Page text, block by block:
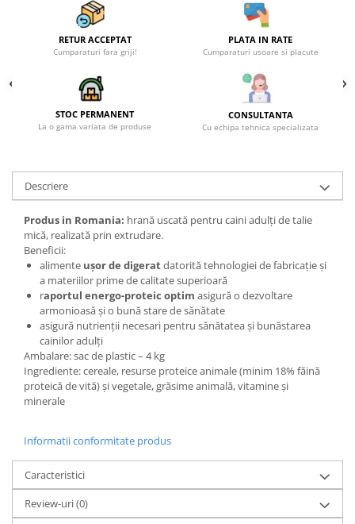
RETUR ACCEPTAT
Cumparaturi fara griji!
PLATA IN RATE
Cumparaturi usoare si placute
STOC PERMANENT
La o gama variata de produse
CONSULTANTA
Cu echipa tehnica specializata
Descriere
Produs in Romania: hrană uscată pentru caini adulți de talie
mică, realizată prin extrudare.
Beneficii:
alimente ușor de digeratdatorită tehnologiei de fabricație și
a materiilor prime de calitate superioară
raportul energo-proteic optim asigură o dezvoltare
armonioasă și o bună stare de sănătate
asigură nutrienții necesari pentru sănătatea și bunăstarea
cainilor adulți
Ambalare: sac de plastic – 4 kg
Ingrediente: cereale, resurse proteice animale (minim 18% făină
proteică de vită) și vegetale, grăsime animală, vitamine și
minerale
Informatii conformitate produs
Caracteristici
Review-uri(0)